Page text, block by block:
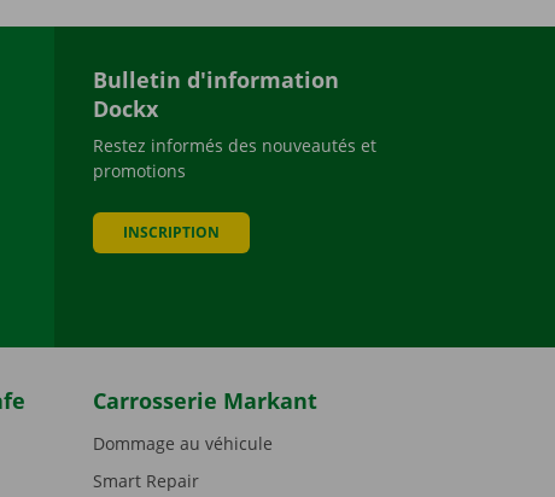
Bulletin d'information
Dockx
Restez informés des nouveautés et
promotions
INSCRIPTION
Carrosserie Markant
Dommage au véhicule
Smart Repair